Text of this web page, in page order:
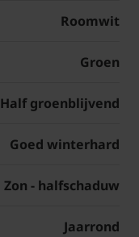
Roomwit
Groen
Half groenblijvend
Goed winterhard
Zon - halfschaduw
Jaarrond